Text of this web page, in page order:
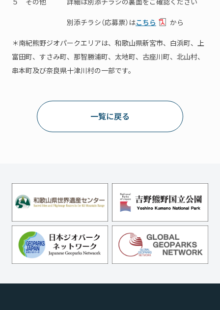
別添チラシ（応募票）はこちら から
＊南紀熊野ジオパークエリアは、和歌山県新宮市、白浜町、上
富田町、すさみ町、那智勝浦町、太地町、古座川町、北山村、
串本町及び奈良県十津川村の一部です。
一覧に戻る